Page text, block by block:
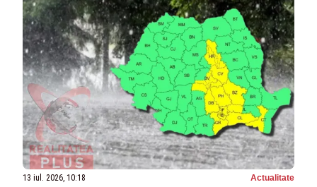
13 iul. 2026, 10:18 Actualitate